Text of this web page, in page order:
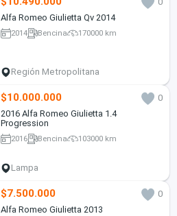
Alfa Romeo Giulietta Qv 2014
2014 Bencina 170000 km
Región Metropolitana
$10.000.000
0
2016 Alfa Romeo Giulietta 1.4
Progression
2016 Bencina 103000 km
Lampa
$7.500.000
0
Alfa Romeo Giulietta 2013